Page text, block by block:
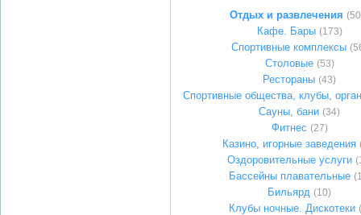
Отдых и развлечения
Кафе. Бары (173)
Спортивные комплексы
Столовые (53)
Рестораны (43)
Спортивные общества, клубы,
Сауны, бани (34)
Фитнес (27)
Казино, игорные заведения
Оздоровительные услуги
Бассейны плавательные
Бильярд (10)
Клубы ночные. Дискотеки